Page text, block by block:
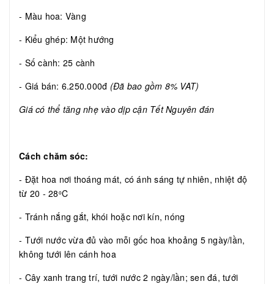
- Màu hoa: Vàng
- Kiểu ghép: Một hướng
- Số cành: 25 cành
- Giá bán: 6.250.000đ (Đã bao gồm 8% VAT)
Giá có thể tăng nhẹ vào dịp cận Tết Nguyên đán
Cách chăm sóc:
- Đặt hoa nơi thoáng mát, có ánh sáng tự nhiên, nhiệt độ
từ 20 - 28oC
- Tránh nắng gắt, khói hoặc nơi kín, nóng
- Tưới nước vừa đủ vào mỗi gốc hoa khoảng 5 ngày/lần,
không tưới lên cánh hoa
- Cây xanh trang trí, tưới nước 2 ngày/lần; sen đá, tưới